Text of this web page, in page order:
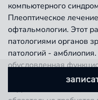
компьютерного
Плеоптическое
офтальмологии. Этот
патологиями органов
патологий -
обусловленная
зрительного